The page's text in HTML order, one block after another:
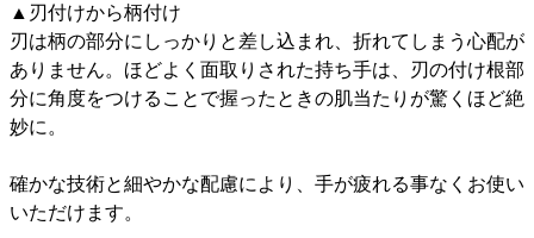
▲刃付けから柄付け
刃は柄の部分にしっかりと差し込まれ、折れてしまう心配が
ありません。ほどよく面取りされた持ち手は、刃の付け根部
分に角度をつけることで握ったときの肌当たりが驚くほど絶
妙に。
確かな技術と細やかな配慮により、手が疲れる事なくお使い
いただけます。